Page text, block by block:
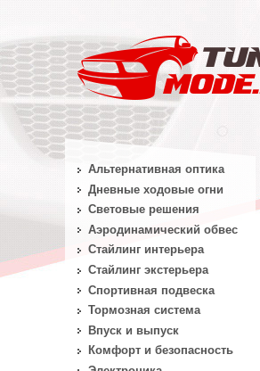
Альтернативная оптика
Дневные ходовые огни
Световые решения
Аэродинамический обвес
Стайлинг интерьера
Стайлинг экстерьера
Спортивная подвеска
Тормозная система
Впуск и выпуск
Комфорт и безопасность